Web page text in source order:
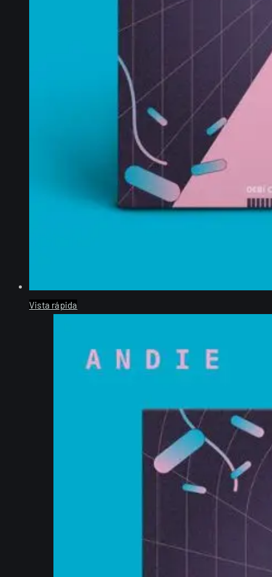
Vista rápida